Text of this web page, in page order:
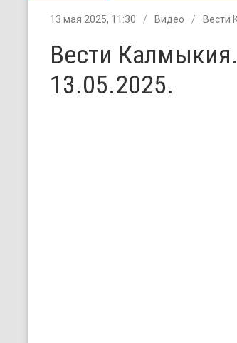
13 мая 2025, 11:30 Видео Вести
Вести
13.05.2025.